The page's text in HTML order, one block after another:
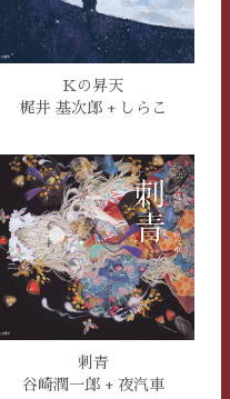
Kの昇天
梶井 基次郎 + しらこ
刺青
谷崎潤一郎 + 夜汽車